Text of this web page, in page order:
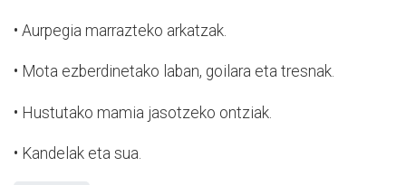
• Aurpegia marrazteko arkatzak.
• Mota ezberdinetako laban, goilara eta tresnak.
• Hustutako mamia jasotzeko ontziak.
• Kandelak eta sua.